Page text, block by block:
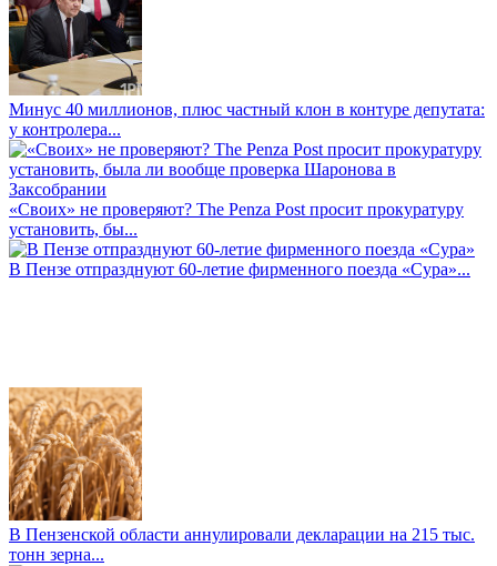
Минус 40 миллионов, плюс частный клон в контуре депутата:
у контролера...
«Своих» не проверяют? The Penza Post просит прокуратуру
установить, бы...
В Пензе отпразднуют 60-летие фирменного поезда «Сура»...
В Пензенской области аннулировали декларации на 215 тыс.
тонн зерна...